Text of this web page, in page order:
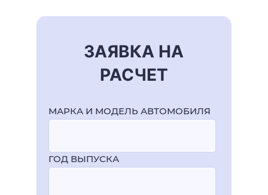
ЗАЯВКА НА
РАСЧЕТ
МАРКА И МОДЕЛЬ АВТОМОБИЛЯ
ГОД ВЫПУСКА